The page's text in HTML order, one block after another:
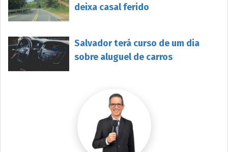
deixa casal ferido
Salvador terá curso de um dia
sobre aluguel de carros